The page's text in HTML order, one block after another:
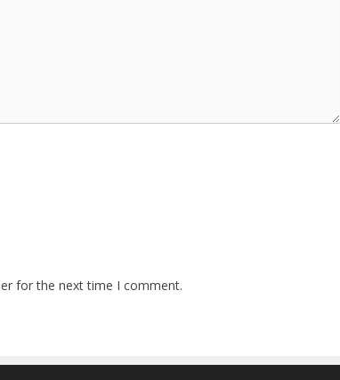
for the next time I comment.